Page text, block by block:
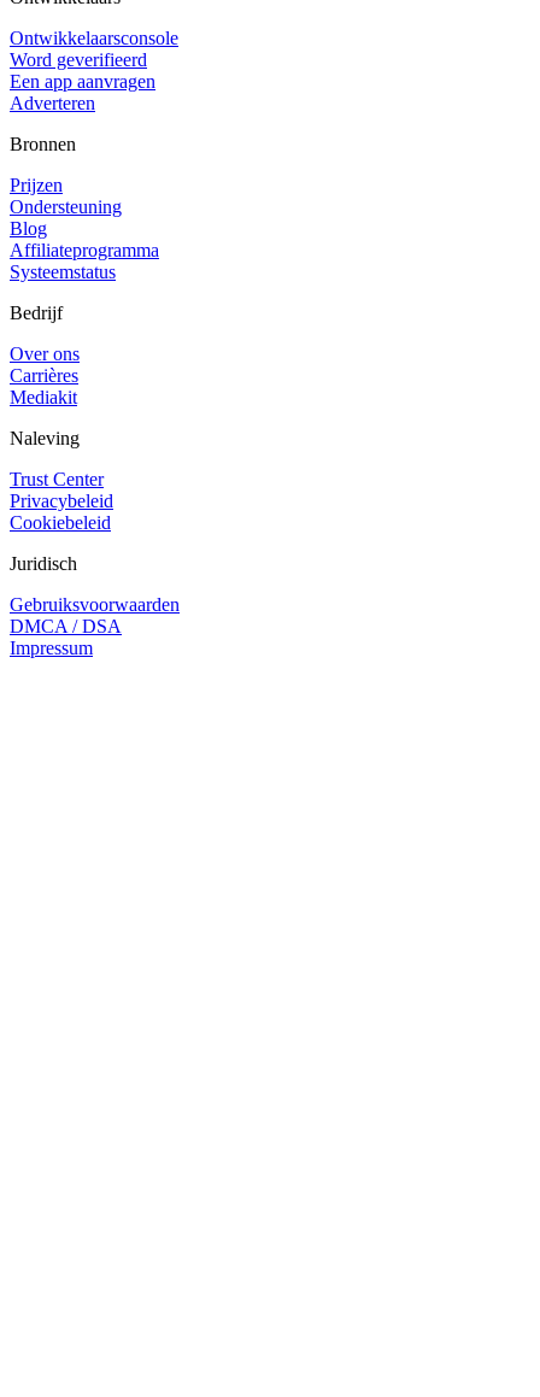
Ontwikkelaarsconsole
Word geverifieerd
Een app aanvragen
Adverteren
Bronnen
Prijzen
Ondersteuning
Blog
Affiliateprogramma
Systeemstatus
Bedrijf
Over ons
Carrières
Mediakit
Naleving
Trust Center
Privacybeleid
Cookiebeleid
Juridisch
Gebruiksvoorwaarden
DMCA / DSA
Impressum